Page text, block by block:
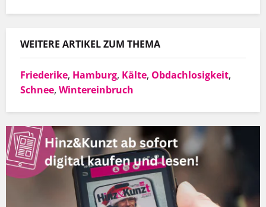
WEITERE ARTIKEL ZUM THEMA
Friederike, Hamburg, Kälte, Obdachlosigkeit,
Schnee, Wintereinbruch